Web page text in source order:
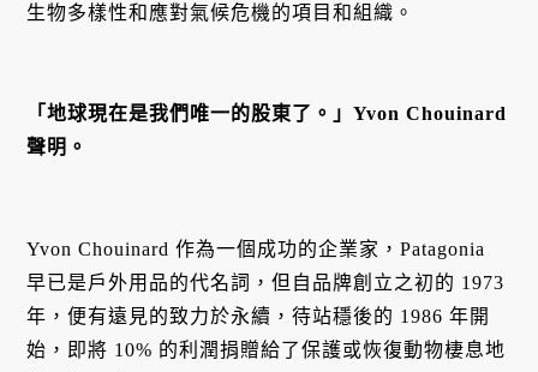
生物多樣性和應對氣候危機的項目和組織。
「地球現在是我們唯一的股東了。」Yvon Chouinard
聲明。
Yvon Chouinard 作為一個成功的企業家，Patagonia
早已是戶外用品的代名詞，但自品牌創立之初的 1973
年，便有遠見的致力於永續，待站穩後的 1986 年開
始，即將 10% 的利潤捐贈給了保護或恢復動物棲息地